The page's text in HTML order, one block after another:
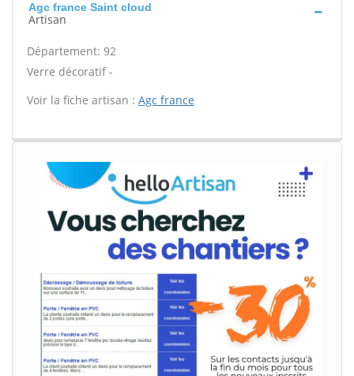
Agc france Saint cloud
Artisan
Département: 92
Verre décoratif -
Voir la fiche artisan : Agc france